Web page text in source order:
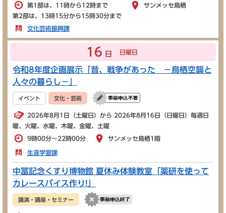
第1部は、11時から12時まで
第2部は、13時15分から15時30分まで
サンメッセ鳥栖
文化芸術振興課
16 日 日曜日
令和8年度企画展示「昔、戦争があった －鳥栖空襲と
人々の暮らし－」
イベント 文化・芸術
2026年8月1日（土曜日）から 2026年8月16日（日曜日）毎週日
曜、火曜、水曜、木曜、金曜、土曜
9時00分～22時00分 サンメッセ鳥栖1階
生涯学習課
中冨記念くすり博物館 夏休み体験教室「薬研を使って
カレースパイス作り!」
講演・講座・セミナー